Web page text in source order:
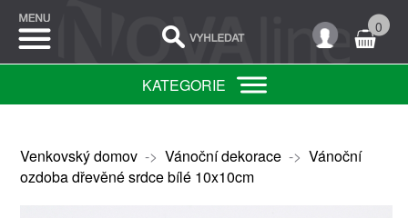
0
KATEGORIE
Venkovský domov-> Vánoční dekorace-> Vánoční
ozdoba dřevěné srdce bílé 10x10cm